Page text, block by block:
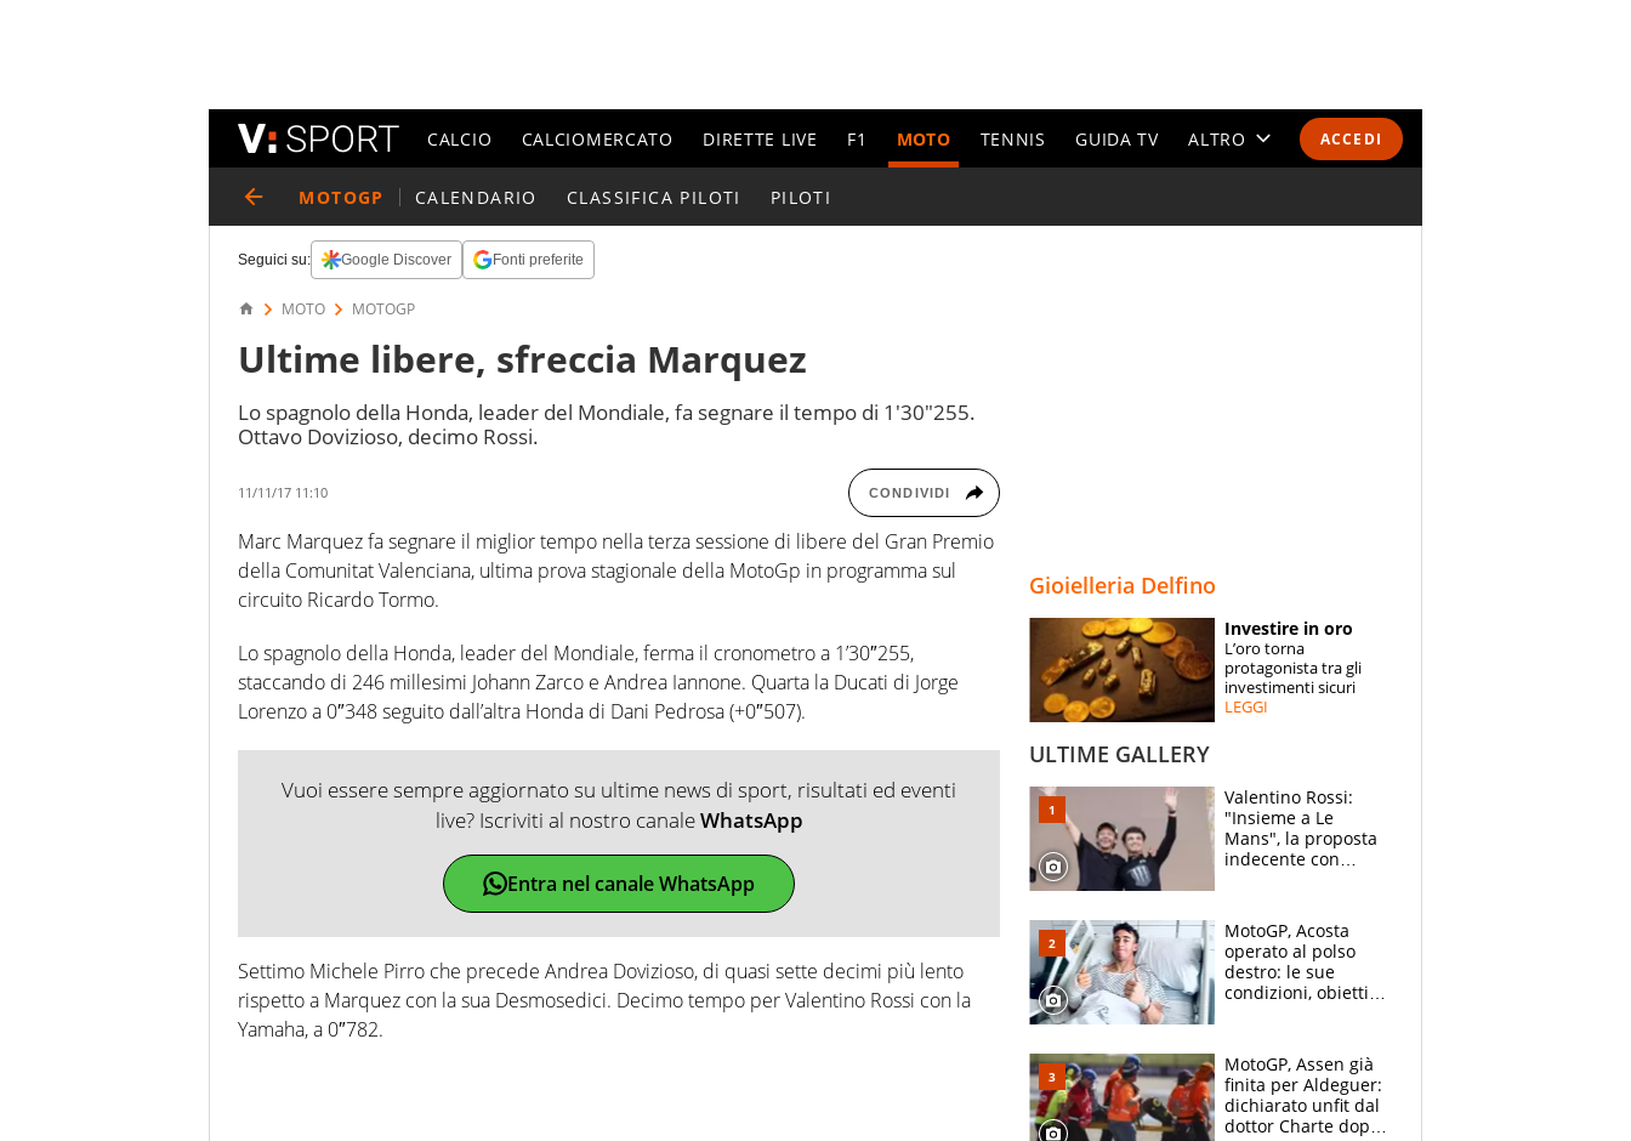
ACCEDI
CALCIO CALCIOMERCATO DIRETTE LIVE F1 MOTO TENNIS GUIDA TV ALTRO
ESPERTI
CONTATTI
MOTOGP CALENDARIO CLASSIFICA PILOTI PILOTI
Seguici su: Google Discover Fonti preferite
MOTO MOTOGP
Ultime libere, sfreccia Marquez
Lo spagnolo della Honda, leader del Mondiale, fa segnare il tempo di 1'30"255.
Ottavo Dovizioso, decimo Rossi.
11/11/17 11:10 CONDIVIDI
Marc Marquez fa segnare il miglior tempo nella terza sessione di libere del Gran Premio
della Comunitat Valenciana, ultima prova stagionale della MotoGp in programma sul
circuito Ricardo Tormo.
Lo spagnolo della Honda, leader del Mondiale, ferma il cronometro a 1’30″255,
staccando di 246 millesimi Johann Zarco e Andrea Iannone. Quarta la Ducati di Jorge
Lorenzo a 0″348 seguito dall’altra Honda di Dani Pedrosa (+0″507).
Vuoi essere sempre aggiornato su ultime news di sport, risultati ed eventi
live? Iscriviti al nostro canaleWhatsApp
Entra nel canale WhatsApp
Settimo Michele Pirro che precede Andrea Dovizioso, di quasi sette decimi più lento
rispetto a Marquez con la sua Desmosedici. Decimo tempo per Valentino Rossi con la
Yamaha, a 0″782.
Gioielleria Delfino
Investire in oro
L’oro torna
protagonista tra gli
investimenti sicuri
LEGGI
ULTIME GALLERY
Valentino Rossi:
"Insieme a Le
Mans", la proposta
indecente con
Goodwood
MotoGP, Acosta
operato al polso
destro: le sue
condizioni, obiettivo
MotoGP, Assen già
finita per Aldeguer:
dichiarato unfit dal
dottor Charte dopo